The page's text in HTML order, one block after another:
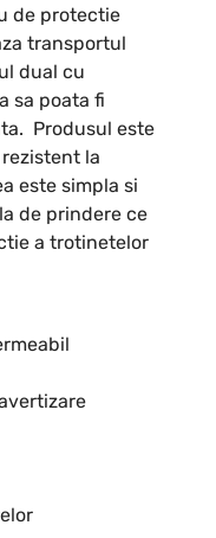
de protectie
transportul
dual cu
sa poata fi
Produsul este
la
este simpla si
de prindere ce
a trotinetelor